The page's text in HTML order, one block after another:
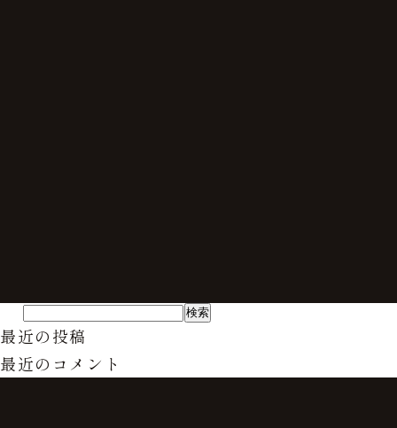
最近の投稿
最近のコメント